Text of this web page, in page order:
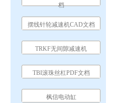
档
摆线针轮减速机CAD文档
TRKF无间隙减速机
TBI滚珠丝杠PDF文档
枫信电动缸